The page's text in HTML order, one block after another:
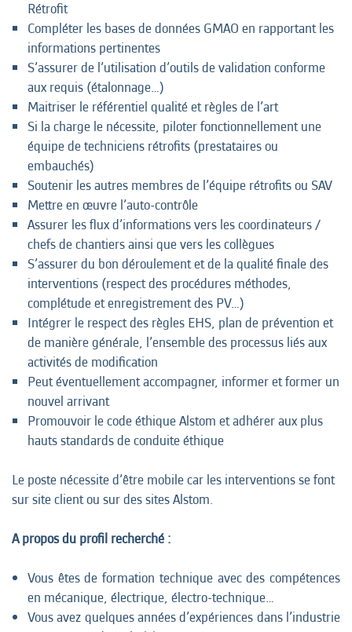
Rétrofit
Compléter les bases de données GMAO en rapportant les
informations pertinentes
S’assurer de l’utilisation d’outils de validation conforme
aux requis (étalonnage…)
Maitriser le référentiel qualité et règles de l’art
Si la charge le nécessite, piloter fonctionnellement une
équipe de techniciens rétrofits (prestataires ou
embauchés)
Soutenir les autres membres de l’équipe rétrofits ou SAV
Mettre en œuvre l’auto-contrôle
Assurer les flux d’informations vers les coordinateurs /
chefs de chantiers ainsi que vers les collègues
S’assurer du bon déroulement et de la qualité finale des
interventions (respect des procédures méthodes,
complétude et enregistrement des PV…)
Intégrer le respect des règles EHS, plan de prévention et
de manière générale, l’ensemble des processus liés aux
activités de modification
Peut éventuellement accompagner, informer et former un
nouvel arrivant
Promouvoir le code éthique Alstom et adhérer aux plus
hauts standards de conduite éthique
Le poste nécessite d’être mobile car les interventions se font
sur site client ou sur des sites Alstom.
A propos du profil recherché :
Vous êtes de formation technique avec des compétences
en mécanique, électrique, électro-technique…
Vous avez quelques années d’expériences dans l’industrie